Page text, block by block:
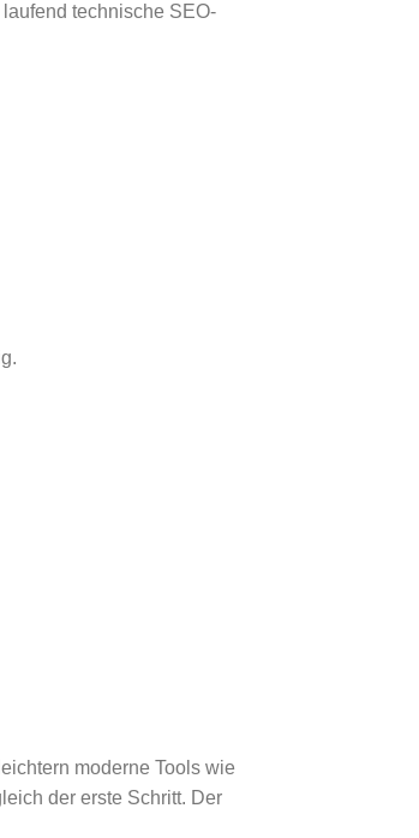
technische SEO-
moderne Tools wie
der erste Schritt. Der